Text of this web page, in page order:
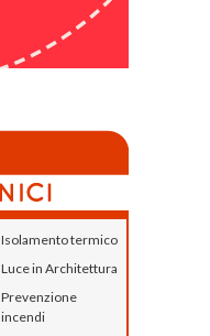
Isolamento termico
Luce in Architettura
Prevenzione
incendi